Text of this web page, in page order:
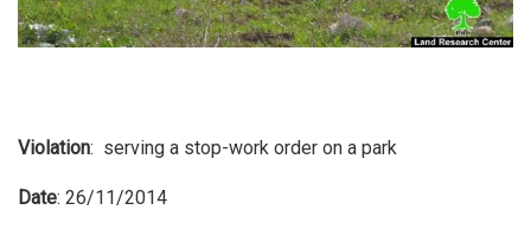
Violation: serving a stop-work order on a park
Date: 26/11/2014